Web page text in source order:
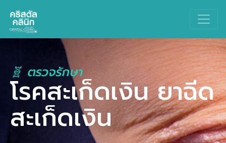
Main Navigation
🧬 ตรวจรักษา
โรคสะเก็ดเงิน ยาฉีด
สะเก็ดเงิน